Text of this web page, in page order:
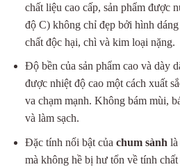
chất liệu cao cấp, sản phẩm được
độ C) không chỉ đẹp bởi hình
chất độc hại, chì và kim loại nặng.
Độ bền của sản phẩm cao và dày
được nhiệt độ cao một cách xuất
va chạm mạnh. Không bám mùi,
và làm sạch.
Đặc tính nổi bật của chum sành là
mà không hề bị hư tổn về tính